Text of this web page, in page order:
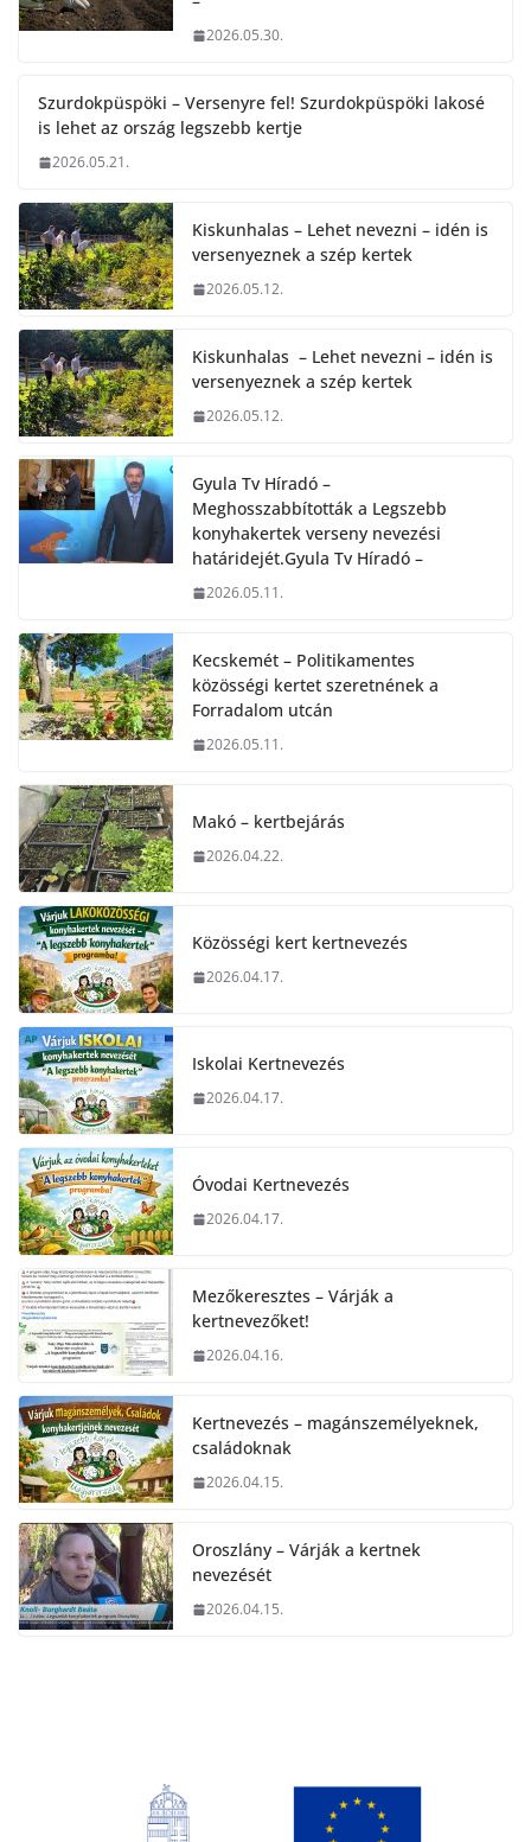
2026.05.30.
Szurdokpüspöki – Versenyre fel! Szurdokpüspöki lakosé
is lehet az ország legszebb kertje
2026.05.21.
Kiskunhalas – Lehet nevezni – idén is
versenyeznek a szép kertek
2026.05.12.
Kiskunhalas – Lehet nevezni – idén is
versenyeznek a szép kertek
2026.05.12.
Gyula Tv Híradó –
Meghosszabbították a Legszebb
konyhakertek verseny nevezési
határidejét.Gyula Tv Híradó –
2026.05.11.
Kecskemét – Politikamentes
közösségi kertet szeretnének a
Forradalom utcán
2026.05.11.
Makó – kertbejárás
2026.04.22.
Közösségi kert kertnevezés
2026.04.17.
Iskolai Kertnevezés
2026.04.17.
Óvodai Kertnevezés
2026.04.17.
Mezőkeresztes – Várják a
kertnevezőket!
2026.04.16.
Kertnevezés – magánszemélyeknek,
családoknak
2026.04.15.
Oroszlány – Várják a kertnek
nevezését
2026.04.15.